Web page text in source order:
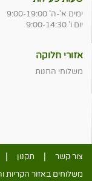
ימים א'-ה' 9:00-19:00
יום ו' 9:00-14:30
אזורי חלוקה
משלוחי החנות
צור קשר | תקנון |
משלוחים באזור הקריות